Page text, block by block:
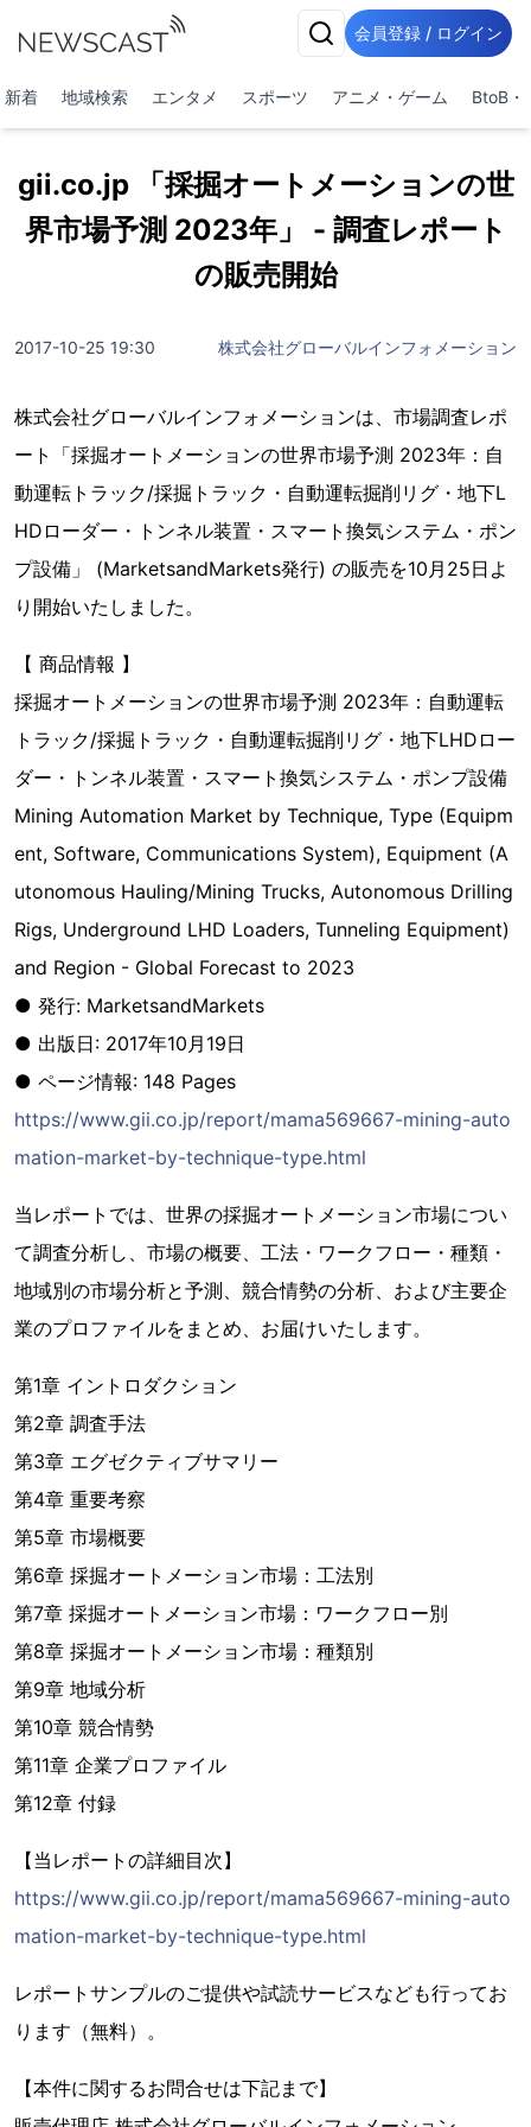
会員登録 / ログイン
新着 地域検索 エンタメ スポーツ アニメ・ゲーム BtoB・
gii.co.jp 「採掘オートメーションの世
界市場予測 2023年」 - 調査レポート
の販売開始
2017-10-25 19:30 株式会社グローバルインフォメーション
株式会社グローバルインフォメーションは、市場調査レポ
ート「採掘オートメーションの世界市場予測 2023年：自
動運転トラック/採掘トラック・自動運転掘削リグ・地下L
HDローダー・トンネル装置・スマート換気システム・ポン
プ設備」 (MarketsandMarkets発行) の販売を10月25日よ
り開始いたしました。
【 商品情報 】
採掘オートメーションの世界市場予測 2023年：自動運転
トラック/採掘トラック・自動運転掘削リグ・地下LHDロー
ダー・トンネル装置・スマート換気システム・ポンプ設備
Mining Automation Market by Technique, Type (Equipm
ent, Software, Communications System), Equipment (A
utonomous Hauling/Mining Trucks, Autonomous Drilling
Rigs, Underground LHD Loaders, Tunneling Equipment)
and Region - Global Forecast to 2023
● 発行: MarketsandMarkets
● 出版日: 2017年10月19日
● ページ情報: 148 Pages
https://www.gii.co.jp/report/mama569667-mining-auto
mation-market-by-technique-type.html
当レポートでは、世界の採掘オートメーション市場につい
て調査分析し、市場の概要、工法・ワークフロー・種類・
地域別の市場分析と予測、競合情勢の分析、および主要企
業のプロファイルをまとめ、お届けいたします。
第1章 イントロダクション
第2章 調査手法
第3章 エグゼクティブサマリー
第4章 重要考察
第5章 市場概要
第6章 採掘オートメーション市場：工法別
第7章 採掘オートメーション市場：ワークフロー別
第8章 採掘オートメーション市場：種類別
第9章 地域分析
第10章 競合情勢
第11章 企業プロファイル
第12章 付録
【当レポートの詳細目次】
https://www.gii.co.jp/report/mama569667-mining-auto
mation-market-by-technique-type.html
レポートサンプルのご提供や試読サービスなども行ってお
ります（無料）。
【本件に関するお問合せは下記まで】